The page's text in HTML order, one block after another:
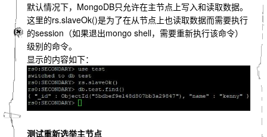
默认情况下，MongoDB只允许在主节点上写入和读取数据。
这里的rs.slaveOk()是为了在从节点上也读取数据而需要执行
的session（如果退出mongo shell，需要重新执行该命令）
级别的命令。
显示的内容如下：
测试重新选举主节点